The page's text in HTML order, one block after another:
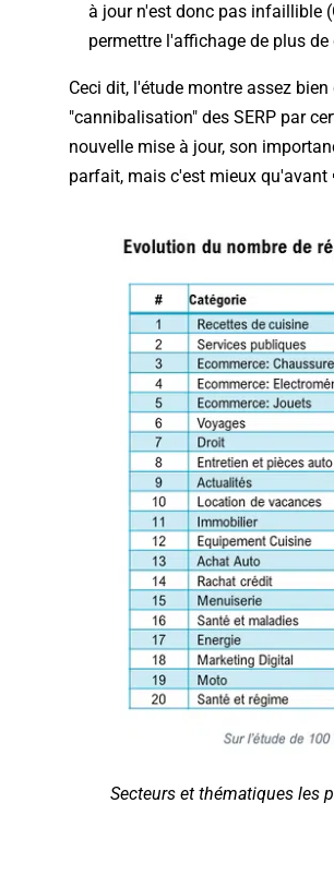
à jour n'est donc pas infaillible
permettre l'affichage de plus
Ceci dit, l'étude montre assez
"cannibalisation" des SERP par
nouvelle mise à jour, son
parfait, mais c'est mieux qu'avant
Secteurs et thématiques les